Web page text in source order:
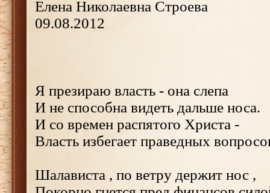
Елена Николаевна Строева
09.08.2012
Я презираю власть - она слепа
И не способна видеть дальше носа.
И со времен распятого Христа -
Власть избегает праведных
Шалависта , по ветру держит нос ,